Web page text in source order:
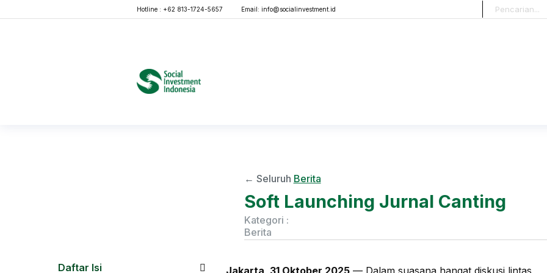
Hotline : +62 813-1724-5657 Email: info@socialinvestment.id
← Seluruh Berita
Soft Launching Jurnal Canting
Kategori :
Berita
Daftar Isi Jakarta, 31 Oktober 2025 — Dalam suasana hangat diskusi lintas